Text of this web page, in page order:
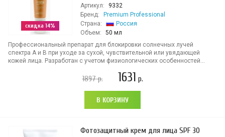
скидка 14%
Артикул:
9332
Бренд:
Premium Professional
Страна:
Россия
Объем:
50 мл
Профессиональный препарат для блокировки солнечных лучей
спектра А и В при уходе за сухой, чувствительной или увядающей
кожей лица. Разработан с учетом физиологических особенностей...
1897р. 1631 р.
В КОРЗИНУ
Фотозащитный крем для лица SPF 30